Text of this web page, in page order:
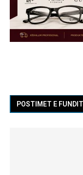
POSTIMET E FUNDIT